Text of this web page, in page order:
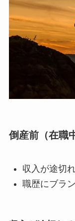
倒産前（在職
収入が途切
職歴にブラ